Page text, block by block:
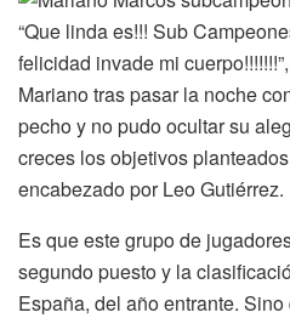
“Que linda es!!! Sub
felicidad invade mi
Mariano tras pasar la noche
pecho y no pudo ocultar su
creces los objetivos
encabezado por Leo Gutiérrez.
Es que este grupo de
segundo puesto y la
España, del año entrante.